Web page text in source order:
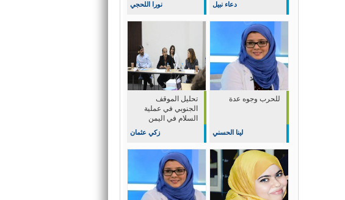
نورا اللحجي دعاء نبيل
تحليل الموقف
الجنوبي في عملية
السلام في اليمن
زكي عثمان
للحرب وجوه عدة
لينا الحسني